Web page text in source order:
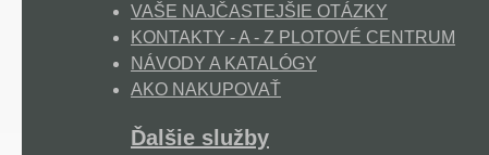
VAŠE NAJČASTEJŠIE OTÁZKY
KONTAKTY - A - Z PLOTOVÉ CENTRUM
NÁVODY A KATALÓGY
AKO NAKUPOVAŤ
Ďalšie služby